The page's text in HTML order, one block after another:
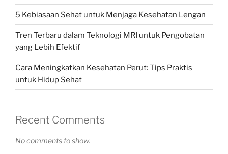
5 Kebiasaan Sehat untuk Menjaga Kesehatan Lengan
Tren Terbaru dalam Teknologi MRI untuk Pengobatan
yang Lebih Efektif
Cara Meningkatkan Kesehatan Perut: Tips Praktis
untuk Hidup Sehat
Recent Comments
No comments to show.